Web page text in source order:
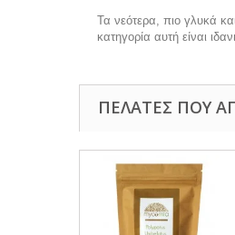
Τα νεότερα, πιο γλυκά
κατηγορία αυτή είναι
ΠΕΛΆΤΕΣ ΠΟΥ